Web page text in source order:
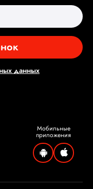
данных
Мобильные
приложения